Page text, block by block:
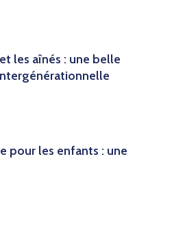
les aînés : une belle
pour les enfants : une